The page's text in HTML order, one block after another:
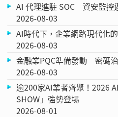
AI 代理進駐 SOC 資安監控
2026-08-03
AI時代下，企業網路現代化
2026-08-03
金融業PQC準備發動 密碼
2026-08-03
逾200家AI業者齊聚！2026
SHOW」強勢登場
2026-08-01